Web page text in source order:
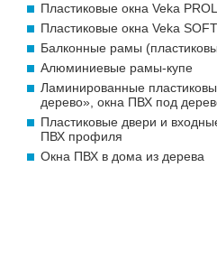
Пластиковые окна Veka
Пластиковые окна Veka
Балконные рамы
Алюминиевые рамы-купе
Ламинированные
дерево», окна ПВХ под
Пластиковые двери и
ПВХ профиля
Окна ПВХ в дома из дерева